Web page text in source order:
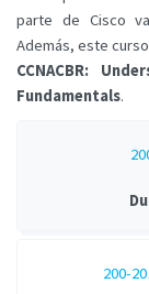
parte de Cisco
Además, este
CCNACBR:
Fundamentals.
200-